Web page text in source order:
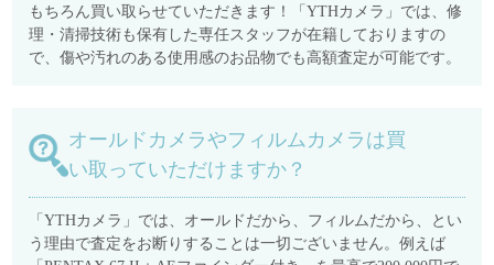
もちろん買い取らせていただきます！「YTHカメラ」では、修
理・清掃技術も保有した専任スタッフが在籍しておりますの
で、傷や汚れのある使用感のお品物でも高額査定が可能です。
オールドカメラやフィルムカメラは買
い取っていただけますか？
「YTHカメラ」では、オールドだから、フィルムだから、とい
う理由で査定をお断りすることは一切ございません。例えば